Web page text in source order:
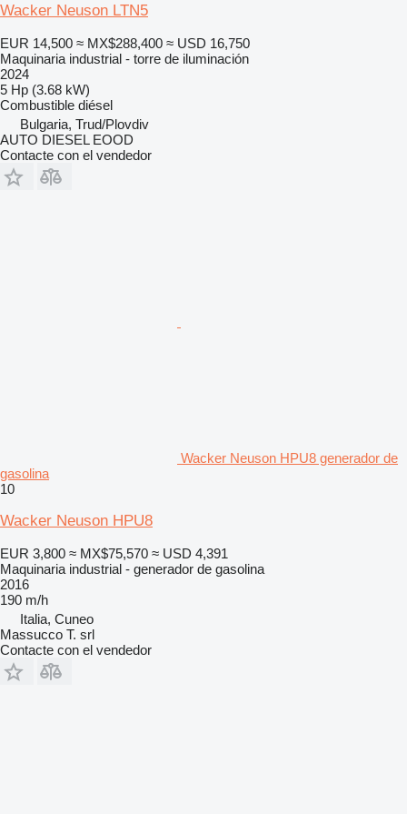
Wacker Neuson LTN5
EUR 14,500 ≈ MX$288,400 ≈ USD 16,750
Maquinaria industrial - torre de iluminación
2024
5 Hp (3.68 kW)
Combustible diésel
Bulgaria, Trud/Plovdiv
AUTO DIESEL EOOD
Contacte con el vendedor
Wacker Neuson HPU8 generador de
gasolina
10
Wacker Neuson HPU8
EUR 3,800 ≈ MX$75,570 ≈ USD 4,391
Maquinaria industrial - generador de gasolina
2016
190 m/h
Italia, Cuneo
Massucco T. srl
Contacte con el vendedor